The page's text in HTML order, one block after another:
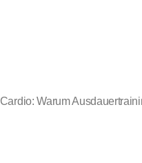
Cardio: Warum